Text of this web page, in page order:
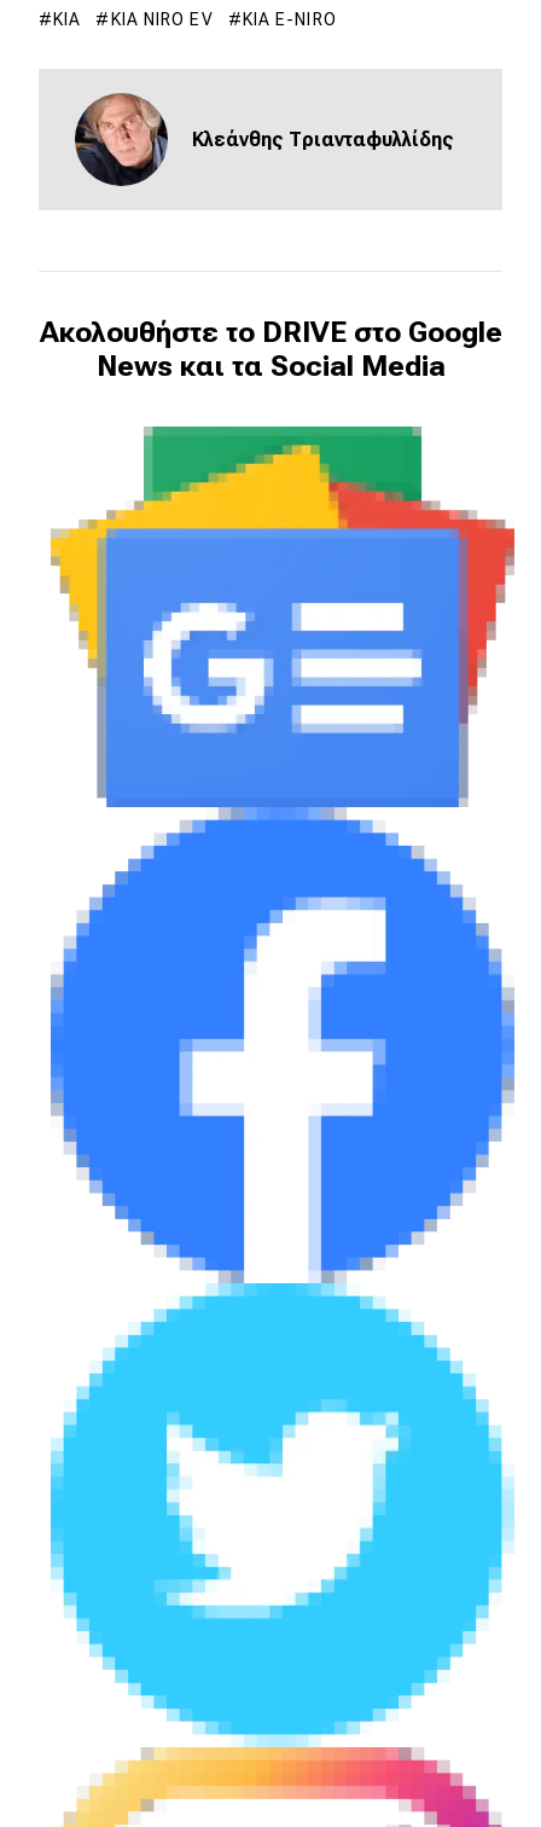
KIA KIA NIRO EV KIA E-NIRO
Κλεάνθης Τριανταφυλλίδης
Ακολουθήστε το DRIVE στο Google
News και τα Social Media